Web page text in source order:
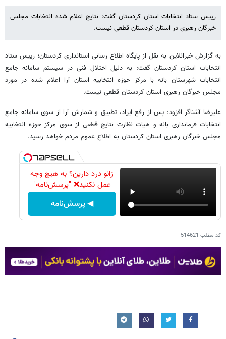
رییس ستاد انتخابات استان کردستان گفت: نتایج اعلام شده انتخابات مجلس
خبرگان رهبری در استان کردستان قطعی نیست.
به گزارش خبرانلاین به نقل از پایگاه اطلاع رسانی استانداری کردستان؛ رییس ستاد
انتخابات استان کردستان گفت: به دلیل اختلال فنی در سیستم سامانه جامع
انتخابات شهرستان بانه با مرکز حوزه انتخابیه استان آرا اعلام شده در مورد
مجلس خبرگان رهبری استان کردستان قطعی نیست.
علیرضا آشناگر افزود: پس از رفع ایراد، تطبیق و شمارش آرا از سوی سامانه جامع
انتخابات فرمانداری بانه و هیات نظارت نتایج قطعی از سوی مرکز حوزه انتخابیه
مجلس خبرگان رهبری استان کردستان به اطلاع عموم مردم خواهد رسید.
زانو درد دارین؟ به هیچ وجه
عمل نکنید❌ "پرسش‌نامه"
◀ پرسش‌نامه
کد مطلب 514621